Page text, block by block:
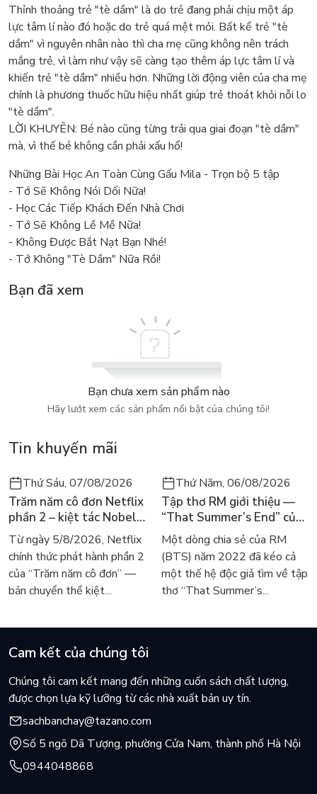
Thỉnh thoảng trẻ "tè dầm" là do trẻ đang phải chịu một áp
lực tâm lí nào đó hoặc do trẻ quá mệt mỏi. Bất kể trẻ "tè
dầm" vì nguyên nhân nào thì cha mẹ cũng không nên trách
mắng trẻ, vì làm như vậy sẽ càng tạo thêm áp lực tâm lí và
khiến trẻ "tè dầm" nhiều hơn. Những lời động viên của cha mẹ
chính là phương thuốc hữu hiệu nhất giúp trẻ thoát khỏi nỗi lo
"tè dầm".
LỜI KHUYÊN: Bé nào cũng từng trải qua giai đoạn "tè dầm"
mà, vì thế bé không cần phải xấu hổ!
Những Bài Học An Toàn Cùng Gấu Mila - Trọn bộ 5 tập
- Tớ Sẽ Không Nói Dối Nữa!
- Học Các Tiếp Khách Đến Nhà Chơi
- Tớ Sẽ Không Lề Mề Nữa!
- Không Được Bắt Nạt Bạn Nhé!
- Tớ Không "Tè Dầm" Nữa Rồi!
Bạn đã xem
Bạn chưa xem sản phẩm nào
Hãy lướt xem các sản phẩm nổi bật của chúng tôi!
Tin khuyến mãi
Thứ Sáu, 07/08/2026
Trăm năm cô đơn Netflix
phần 2 – kiệt tác Nobel
trở lại màn ảnh, dòng
người tìm đọc lại García
Márquez
Từ ngày 5/8/2026, Netflix
chính thức phát hành phần 2
của “Trăm năm cô đơn” —
bản chuyển thể kiệt...
Thứ Năm, 06/08/2026
Tập thơ RM giới thiệu —
“That Summer’s End” của
Lee Seong-bok ra mắt bản
tiếng Anh sau 4 năm gây
sốt
Một dòng chia sẻ của RM
(BTS) năm 2022 đã kéo cả
một thế hệ độc giả tìm về tập
thơ “That Summer’s...
Cam kết của chúng tôi
Chúng tôi cam kết mang đến những cuốn sách chất lượng,
được chọn lựa kỹ lưỡng từ các nhà xuất bản uy tín.
sachbanchay@tazano.com
Số 5 ngõ Dã Tượng, phường Cửa Nam, thành phố Hà Nội
0944048868